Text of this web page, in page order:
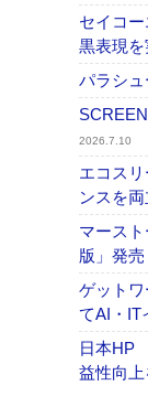
セイコ
黒表現を
パラシ
2026.7.10
エコス
ンスを両
マース
版」発
ゲット
てAI・IT
日本HP
益性向上